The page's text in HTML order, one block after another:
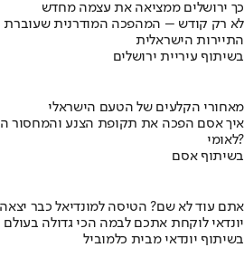
כך ירושלים ממציאה את עצמה מחדש
לא רק קודש – המהפכה המודרנית שעוברת
התיירות הישראלית
בשיתוף עיריית ירושלים
מאחורי הקלעים של הטעם הישראלי
לאומי?
בשיתוף אסם
אתם עוד לא שם? הטיסה למונדיאל כבר יצאה
יונדאי לוקחת אתכם לבמה הכי גדולה בעולם
בשיתוף יונדאי מבית כלמוביל